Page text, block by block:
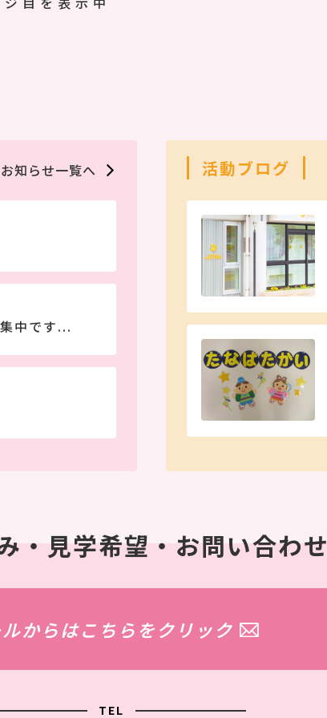
お知らせ一覧へ
中です...
活動ブログ
・見学希望・ お問い合わせ
からはこちらをクリック
TEL